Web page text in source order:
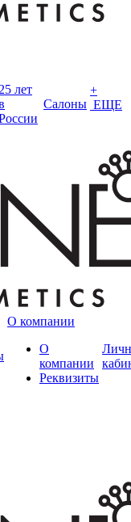
25 лет
Салоны
+
ЕЩЕ
О компании
О
компании
Реквизиты